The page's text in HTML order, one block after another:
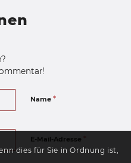
Name *
E-Mail-Adresse *
dies für Sie in Ordnung ist,